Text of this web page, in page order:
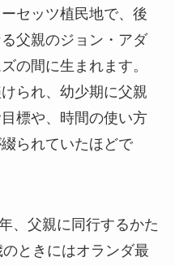
セッツ植民地で、後
父親のジョン・アダ
の間に生まれます。
られ、幼少期に父親
標や、時間の使い方
られていたほどで
、父親に同行するかた
ときにはオランダ最